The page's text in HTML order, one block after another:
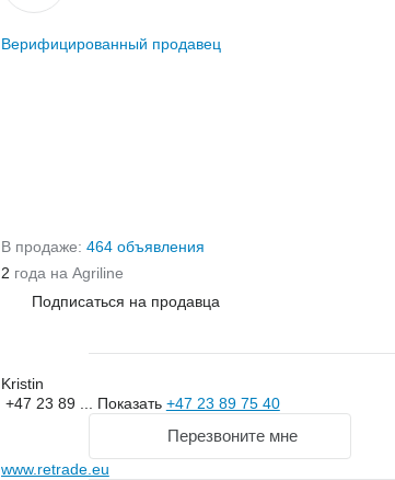
Верифицированный продавец
В продаже: 464 объявления
2 года на Agriline
Подписаться на продавца
Kristin
+47 23 89 ... Показать +47 23 89 75 40
Перезвоните мне
www.retrade.eu